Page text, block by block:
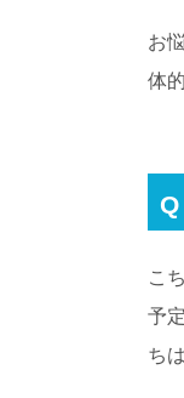
お
体
こ
予
ち